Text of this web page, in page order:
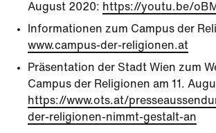
August 2020: https://youtu.be/
Informationen zum Campus der
www.campus-der-religionen.at
Präsentation der Stadt Wien zum
Campus der Religionen am 11.
https://www.ots.at/
der-religionen-nimmt-gestalt-an